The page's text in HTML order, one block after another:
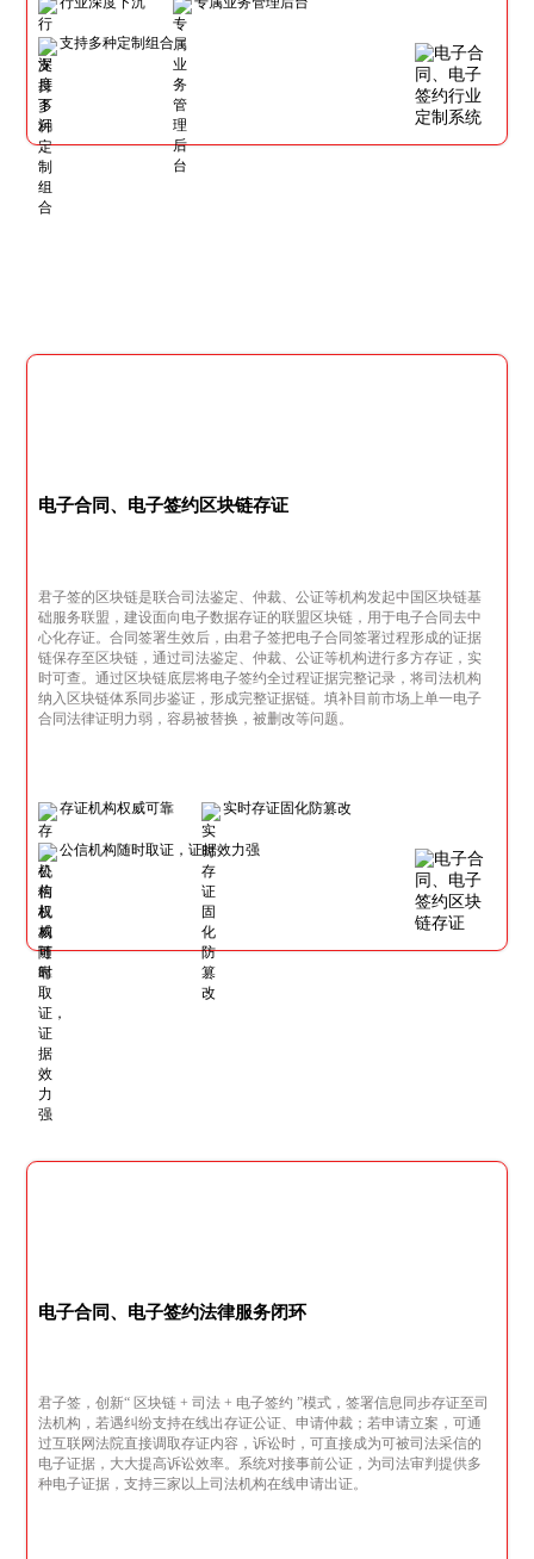
支持多种定制组合
电子合同、电子签约区块链存证
君子签的区块链是联合司法鉴定、仲裁、公证等机构发起中国区块链基
础服务联盟，建设面向电子数据存证的联盟区块链，用于电子合同去中
心化存证。合同签署生效后，由君子签把电子合同签署过程形成的证据
链保存至区块链，通过司法鉴定、仲裁、公证等机构进行多方存证，实
时可查。通过区块链底层将电子签约全过程证据完整记录，将司法机构
纳入区块链体系同步鉴证，形成完整证据链。填补目前市场上单一电子
合同法律证明力弱，容易被替换，被删改等问题。
存证机构权威可靠 实时存证固化防篡改
公信机构随时取证，证据效力强
电子合同、电子签约法律服务闭环
君子签，创新“ 区块链 + 司法 + 电子签约 ”模式，签署信息同步存证至司
法机构，若遇纠纷支持在线出存证公证、申请仲裁；若申请立案，可通
过互联网法院直接调取存证内容，诉讼时，可直接成为可被司法采信的
电子证据，大大提高诉讼效率。系统对接事前公证，为司法审判提供多
种电子证据，支持三家以上司法机构在线申请出证。